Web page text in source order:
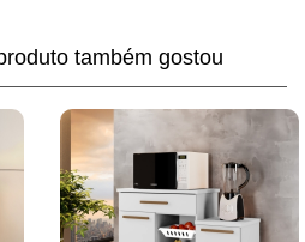
também gostou